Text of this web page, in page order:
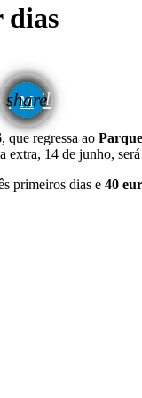
dias
share
email
, que regressa ao
extra, 14 de junho,
primeiros dias e 40